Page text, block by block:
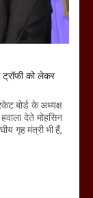
ट्रॉफी को लेकर
बोर्ड के अध्यक्ष
देते मोहसिन
गृह मंत्री भी हैं,